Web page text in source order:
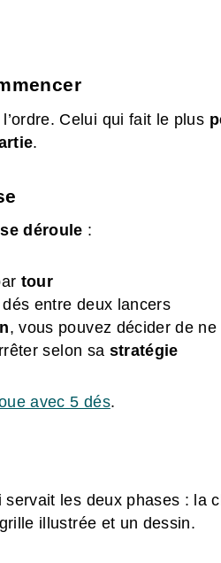
Celui qui fait le plus
.
déroule :
tour
entre deux lancers
, vous pouvez décider de ne
selon sa stratégie
avec 5 dés.
les deux phases : la
illustrée et un dessin.